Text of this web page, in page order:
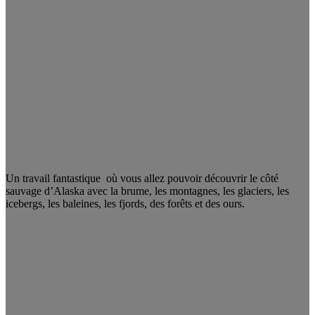
Un travail fantastique où vous allez pouvoir découvrir le côté
sauvage d’Alaska avec la brume, les montagnes, les glaciers, les
icebergs, les baleines, les fjords, des forêts et des ours.